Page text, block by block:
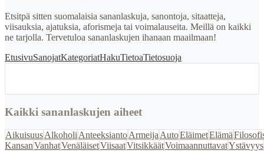
Etsitpä sitten suomalaisia sananlaskuja, sanontoja, sitaatteja,
viisauksia, ajatuksia, aforismeja tai voimalauseita. Meillä on kaikki
ne tarjolla. Tervetuloa sananlaskujen ihanaan maailmaan!
EtusivuSanojatKategoriatHakuTietoaTietosuoja
Kaikki sananlaskujen aiheet
AikuisuusAlkoholi AnteeksiantoArmeija AutoEläimetElämä
KansanVanhatVenäläisetViisaatVitsikkäätVoimaannuttavatYstävyys